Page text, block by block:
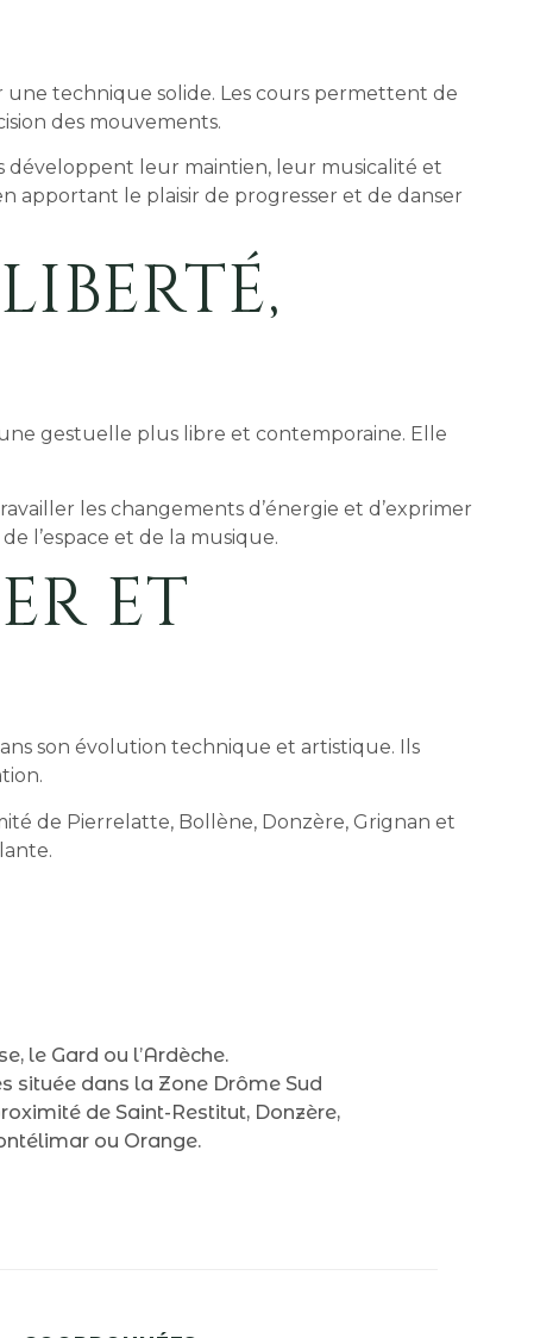
technique solide. Les cours permettent de
des mouvements.
développent leur maintien, leur musicalité et
apportant le plaisir de progresser et de danser
gestuelle plus libre et contemporaine. Elle
les changements d’énergie et d’exprimer
l’espace et de la musique.
ET
son évolution technique et artistique. Ils
de Pierrelatte, Bollène, Donzère, Grignan et
le Gard ou l’Ardèche.
située dans la Zone Drôme Sud
de Saint-Restitut, Donzère,
ou Orange.